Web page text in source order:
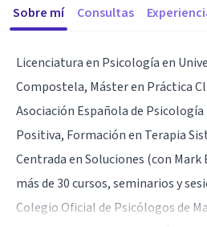
Sobre mí Consultas
Licenciatura en Psicología en
Compostela, Máster en Práctica
Asociación Española de
Positiva, Formación en Terapia
Centrada en Soluciones (con Mark
más de 30 cursos, seminarios y
Colegio Oficial de Psicólogos de